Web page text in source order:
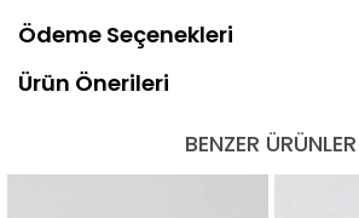
Ödeme Seçenekleri
Ürün Önerileri
BENZER ÜRÜNLER